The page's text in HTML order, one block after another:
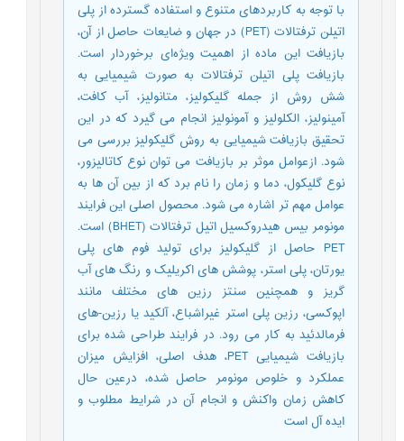
با توجه به کاربردهای متنوع و استفاده گسترده از پلی
اتیلن ترفتالات (PET) در جهان و ضایعات حاصل از آن،
بازیافت این ماده از اهمیت ویژه‌ای برخوردار است.
بازیافت پلی اتیلن ترفتالات به صورت شیمیایی به
شش روش از جمله گلیکولیز، متانولیز، آب کافت،
آمینولیز، الکلولیز و آمونولیز انجام می گیرد که در این
تحقیق بازیافت شیمیایی به روش گلیکولیز بررسی می
شود. ازعوامل موثر بر بازیافت می توان نوع کاتالیزور،
نوع گلیکول، دما و زمان را نام برد که از بین آن ها به
عوامل مهم تر اشاره می شود. محصول اصلی این فرایند
مونومر بیس هیدروکسیل اتیل ترفتالات (BHET) است.
PET حاصل از گلیکولیز برای تولید فوم های پلی
یورتان، پلی استر، پوشش های اکریلیک و رنگ های آب
گریز و همچنین سنتز رزین های مختلف مانند
اپوکسی، رزین پلی استر غیراشباع، آلکید یا رزین-های
فرمالدئید به کار می رود. در فرایند طراحی شده برای
بازیافت شیمیایی PET، هدف اصلی، افزایش میزان
عملکرد و خلوص مونومر حاصل شده، درعین حال
کاهش زمان واکنش و انجام آن در شرایط مطلوب و
ایده آل است